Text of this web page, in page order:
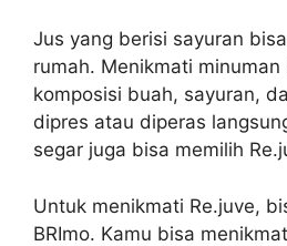
Jus yang berisi sayuran
rumah. Menikmati
komposisi buah, sayuran,
dipres atau diperas
segar juga bisa memilih
Untuk menikmati Re.juve,
BRImo. Kamu bisa